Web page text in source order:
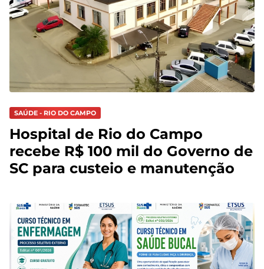
SAÚDE - RIO DO CAMPO
Hospital de Rio do Campo
recebe R$ 100 mil do Governo de
SC para custeio e manutenção